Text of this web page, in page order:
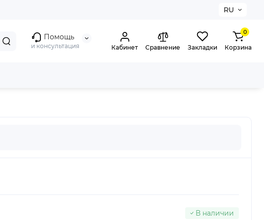
RU
Помощь
и консультация Кабинет Сравнение Закладки
0
Корзина
В наличии